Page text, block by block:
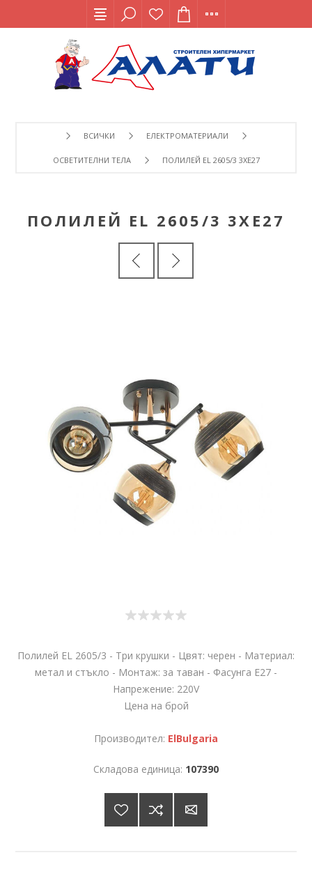
ВСИЧКИ ЕЛЕКТРОМАТЕРИАЛИ
ОСВЕТИТЕЛНИ ТЕЛА ПОЛИЛЕЙ EL 2605/3 3XE27
ПОЛИЛЕЙ EL 2605/3 3XE27
Полилей EL 2605/3 - Три крушки - Цвят: черен - Материал:
метал и стъкло - Монтаж: за таван - Фасунга Е27 -
Напрежение: 220V
Цена на брой
Производител: ElBulgaria
Складова единица: 107390